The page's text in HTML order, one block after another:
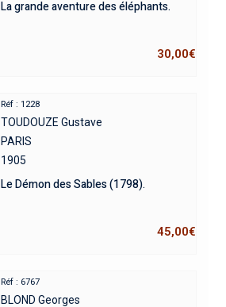
La grande aventure des éléphants.
30,00€
Réf : 1228
TOUDOUZE Gustave
PARIS
1905
Le Démon des Sables (1798).
45,00€
Réf : 6767
BLOND Georges